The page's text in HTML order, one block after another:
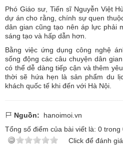
Phó Giáo sư, Tiến sĩ Nguyễn Việt
dự án cho rằng, chính sự quen
dân gian cũng tạo nên áp lực phải
sáng tạo và hấp dẫn hơn.
Bằng việc ứng dụng công nghệ
sống động các câu chuyện dân
có thể dễ dàng tiếp cận và thêm
thời sẽ hứa hẹn là sản phẩm du
khách quốc tế khi đến với Hà Nội.
Nguồn: hanoimoi.vn
Tổng số điểm của bài viết là: 0 trong
Click để đánh